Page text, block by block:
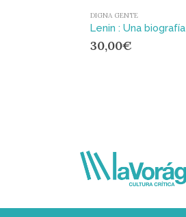
DIGNA GENTE
Lenin : Una biografía
30,00€